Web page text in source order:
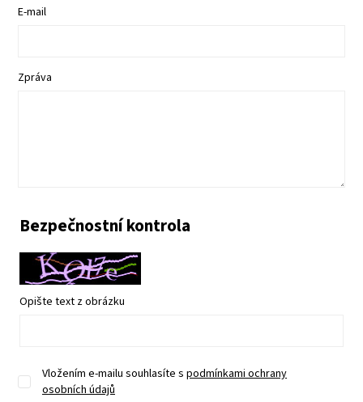
E-mail
Zpráva
Bezpečnostní kontrola
Opište text z obrázku
Vložením e-mailu souhlasíte s podmínkami ochrany
osobních údajů